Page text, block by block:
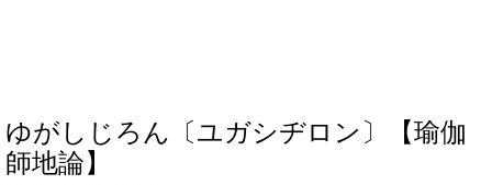
ゆがしじろん〔ユガシヂロン〕【瑜伽
師地論】